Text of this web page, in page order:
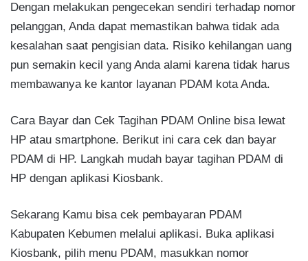
Dengan melakukan pengecekan sendiri terhadap nomor
pelanggan, Anda dapat memastikan bahwa tidak ada
kesalahan saat pengisian data. Risiko kehilangan uang
pun semakin kecil yang Anda alami karena tidak harus
membawanya ke kantor layanan PDAM kota Anda.
Cara Bayar dan Cek Tagihan PDAM Online bisa lewat
HP atau smartphone. Berikut ini cara cek dan bayar
PDAM di HP. Langkah mudah bayar tagihan PDAM di
HP dengan aplikasi Kiosbank.
Sekarang Kamu bisa cek pembayaran PDAM
Kabupaten Kebumen melalui aplikasi. Buka aplikasi
Kiosbank, pilih menu PDAM, masukkan nomor